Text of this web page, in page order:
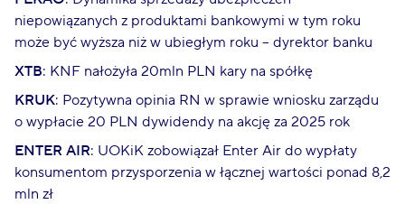
niepowiązanych z produktami bankowymi w tym roku
może być wyższa niż w ubiegłym roku – dyrektor banku
XTB: KNF nałożyła 20mln PLN kary na spółkę
KRUK: Pozytywna opinia RN w sprawie wniosku zarządu
o wypłacie 20 PLN dywidendy na akcję za 2025 rok
ENTER AIR: UOKiK zobowiązał Enter Air do wypłaty
konsumentom przysporzenia w łącznej wartości ponad 8,2
mln zł